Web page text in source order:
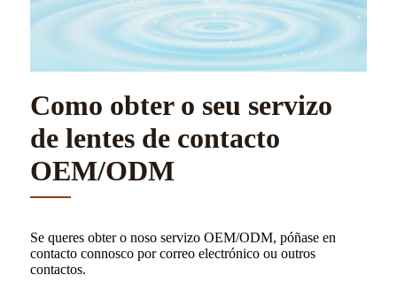
Como obter o seu servizo
de lentes de contacto
OEM/ODM
Se queres obter o noso servizo OEM/ODM, póñase en
contacto connosco por correo electrónico ou outros
contactos.